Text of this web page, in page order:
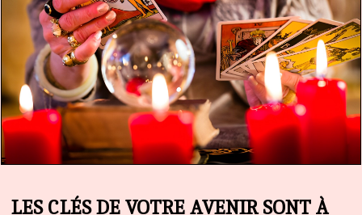
LES CLÉS DE VOTRE AVENIR SONT À